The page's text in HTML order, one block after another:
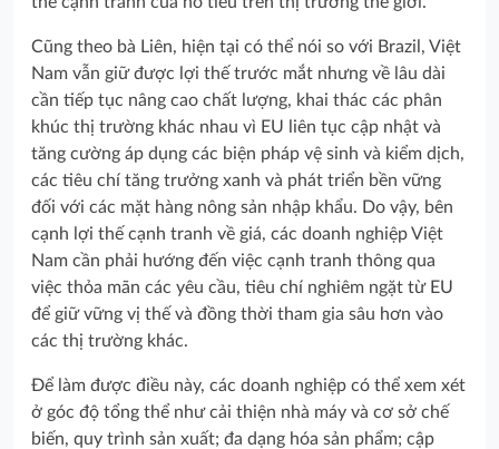
Cũng theo bà Liên, hiện tại có thể nói so với Brazil, Việt
Nam vẫn giữ được lợi thế trước mắt nhưng về lâu dài
cần tiếp tục nâng cao chất lượng, khai thác các phân
khúc thị trường khác nhau vì EU liên tục cập nhật và
tăng cường áp dụng các biện pháp vệ sinh và kiểm dịch,
các tiêu chí tăng trưởng xanh và phát triển bền vững
đối với các mặt hàng nông sản nhập khẩu. Do vậy, bên
cạnh lợi thế cạnh tranh về giá, các doanh nghiệp Việt
Nam cần phải hướng đến việc cạnh tranh thông qua
việc thỏa mãn các yêu cầu, tiêu chí nghiêm ngặt từ EU
để giữ vững vị thế và đồng thời tham gia sâu hơn vào
các thị trường khác.
Để làm được điều này, các doanh nghiệp có thể xem xét
ở góc độ tổng thể như cải thiện nhà máy và cơ sở chế
biến, quy trình sản xuất; đa dạng hóa sản phẩm; cập